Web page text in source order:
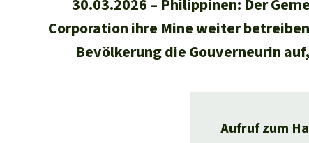
30.03.2026
Philippinen: Der
Corporation ihre Mine weiter
Bevölkerung die Gouverneurin
Aufruf zum